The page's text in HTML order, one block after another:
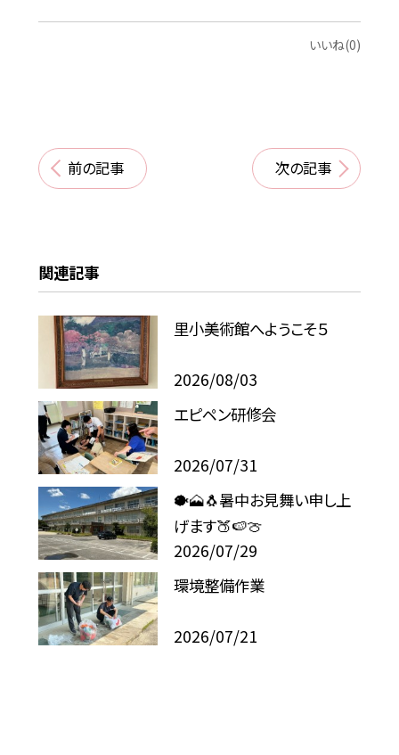
いいね(0)
前の記事 次の記事
関連記事
里小美術館へようこそ５
2026/08/03
エピペン研修会
2026/07/31
🐡🗻🐧暑中お見舞い申し上
げます🍑🍉🍈
2026/07/29
環境整備作業
2026/07/21